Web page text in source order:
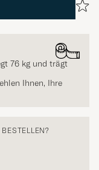
76 kg und trägt
Ihnen, Ihre